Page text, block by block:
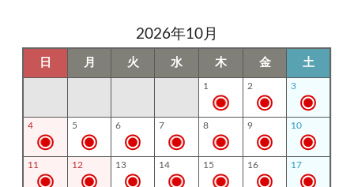
2026年10月
日 月 火 水 木 金 土
1 2 3
4 5 6 7 8 9 10
11 12 13 14 15 16 17